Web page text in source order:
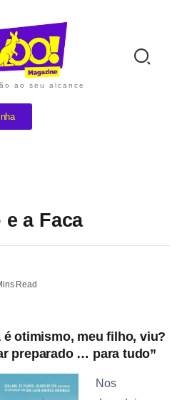
ao seu alcance
a Faca
Read
é otimismo, meu filho, viu?
preparado … para tudo”
Nos